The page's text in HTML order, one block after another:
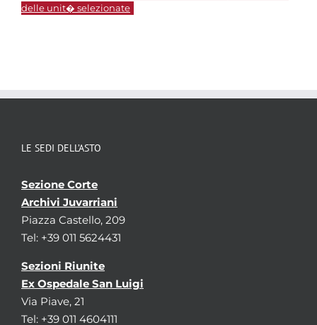
delle unit� selezionate
LE SEDI DELL’ASTO
Sezione Corte
Archivi Juvarriani
Piazza Castello, 209
Tel: +39 011 5624431
Sezioni Riunite
Ex Ospedale San Luigi
Via Piave, 21
Tel: +39 011 4604111